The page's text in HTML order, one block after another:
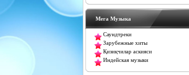
Мега Музыка
Саундтреки
Зарубежные хиты
Қизиқчилар аскияси
Индейская музыки